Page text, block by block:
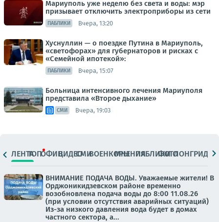
Мариуполь уже неделю без света и воды: мэр
призывает отключить электроприборы из сети
ПАБЛИКИ Вчера, 13:20
Хуснуллин — о поездке Путина в Мариуполь,
«светофорах» для губернаторов и рисках с
«Семейной ипотекой»:
ПАБЛИКИ Вчера, 15:07
Больница интенсивного лечения Мариуполя
представила «Второе дыхание»
СМИ Вчера, 19:03
ЛЕНТАТОПОФИЦ.ВИДЕОСМИВОЕНКОРЫМНЕНИЯПАБЛИКИ
ФОТОЛОНГРИДЫ
ВНИМАНИЕ ПОДАЧА ВОДЫ. Уважаемые жители! В
Орджоникидзевском районе временно
возобновлена подача воды до 8:00 11.08.26
(при условии отсутствия аварийных ситуаций)
Из-за низкого давления вода будет в домах
частного сектора, а...